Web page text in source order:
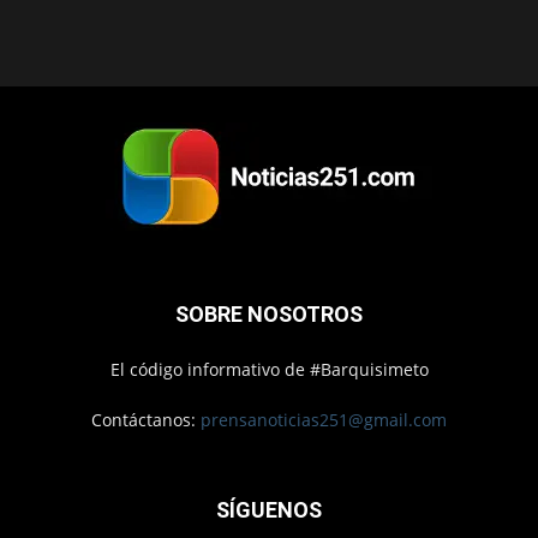
SOBRE NOSOTROS
El código informativo de #Barquisimeto
Contáctanos: prensanoticias251@gmail.com
SÍGUENOS